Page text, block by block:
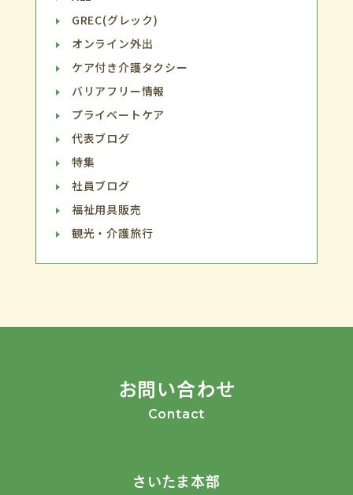
GREC(グレック)
オンライン外出
ケア付き介護タクシー
バリアフリー情報
プライベートケア
代表ブログ
特集
社員ブログ
福祉用具販売
観光・介護旅行
お問い合わせ
Contact
さいたま本部